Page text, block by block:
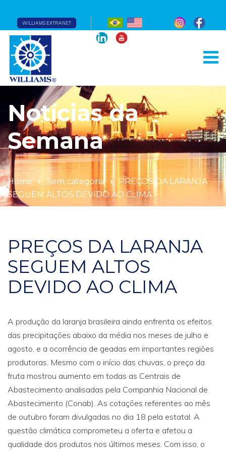
WILLIAMS EXTRANET
Notícias da
Semana
Home Sem categoria
PREÇOS DA LARANJA
SEGUEM ALTOS DEVIDO AO CLIMA
PREÇOS DA LARANJA
SEGUEM ALTOS
DEVIDO AO CLIMA
A produção da laranja brasileira ainda enfrenta os efeitos
das precipitações abaixo da média nos meses de julho e
agosto, e a ocorrência de geadas em importantes regiões
produtoras. Mesmo com o início das chuvas, o preço da
fruta mostrou aumento em todas as Centrais de
Abastecimento analisadas pela Companhia Nacional de
Abastecimento (Conab). As cotações referentes ao mês
de outubro foram divulgadas no dia 18 pela estatal. A
questão climática comprometeu a oferta e afetou a
qualidade dos produtos nos últimos meses. Com isso, o